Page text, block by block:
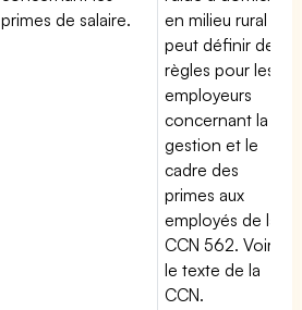
primes de salaire.
en milieu rural
peut définir des
règles pour les
employeurs
concernant la
gestion et le
cadre des
primes aux
employés de la
CCN 562. Voir
le texte de la
CCN.